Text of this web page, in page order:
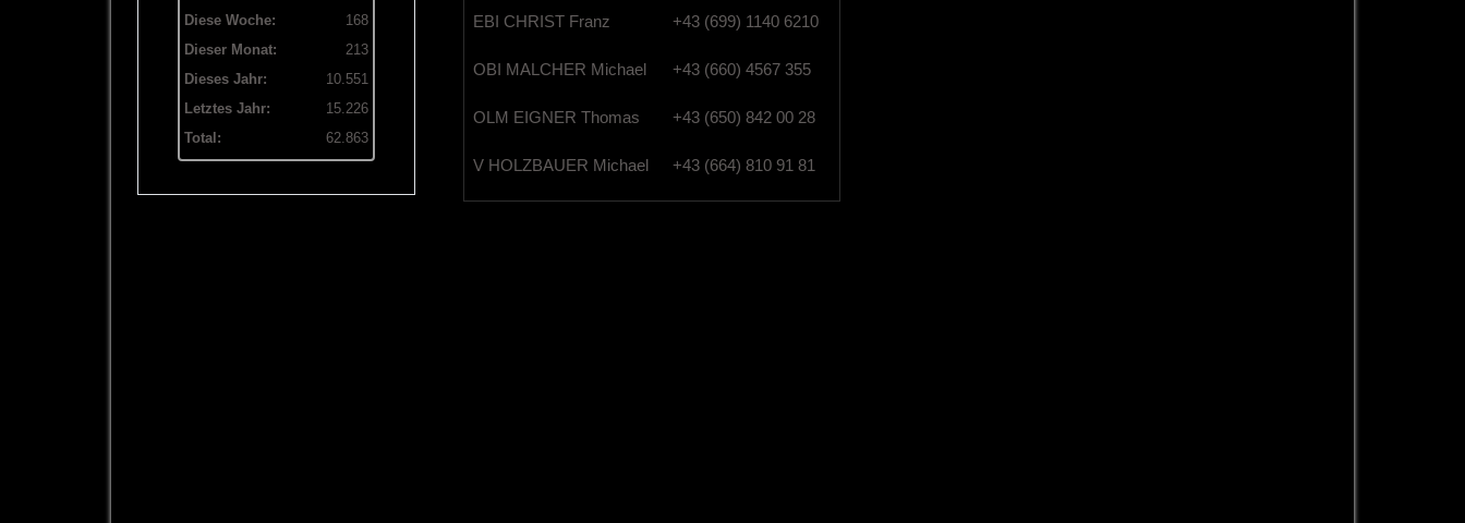
Diese Woche:
168
Dieser Monat:
213
Dieses Jahr:
10.551
Letztes Jahr:
15.226
Total:
62.863
EBI CHRIST Franz +43 (699) 1140 6210
OBI MALCHER Michael +43 (660) 4567 355
OLM EIGNER Thomas +43 (650) 842 00 28
V HOLZBAUER Michael +43 (664) 810 91 81